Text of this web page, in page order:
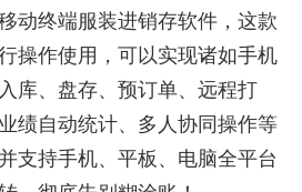
动终端服装进销存软件，这款
操作使用，可以实现诸如手机
库、盘存、预订单、远程打
绩自动统计、多人协同操作等
支持手机、平板、电脑全平台